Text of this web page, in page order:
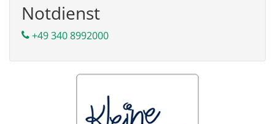
Notdienst
+49 340 8992000